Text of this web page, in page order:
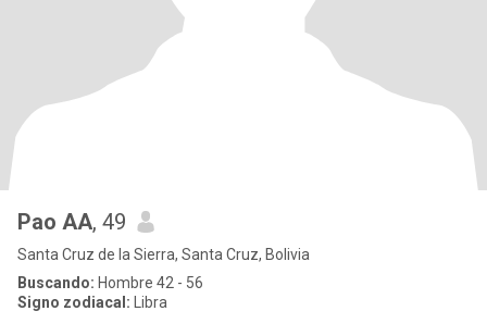
Pao AA, 49
Santa Cruz de la Sierra, Santa Cruz, Bolivia
Buscando: Hombre 42 - 56
Signo zodiacal: Libra